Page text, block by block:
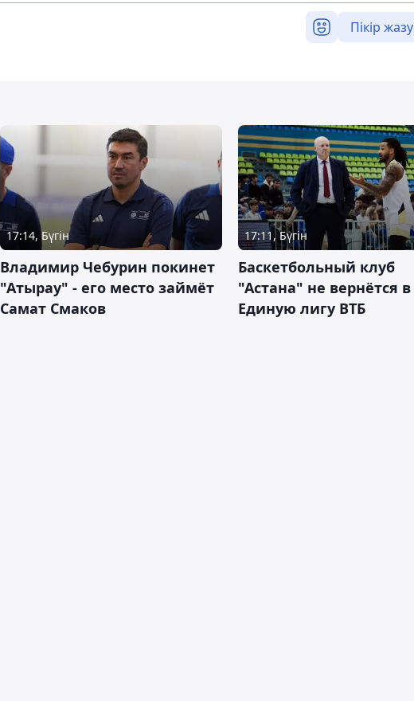
Пікір жазу
17:14, Бүгін
Владимир Чебурин покинет
"Атырау" - его место займёт
Самат Смаков
17:11, Бүгін
Баскетбольный клуб
"Астана" не вернётся в
Единую лигу ВТБ